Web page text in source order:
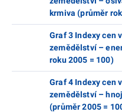
krmiva (průměr
Graf 3 Indexy cen
zemědělství –
roku 2005 = 100)
Graf 4 Indexy cen
zemědělství –
(průměr 2005 =